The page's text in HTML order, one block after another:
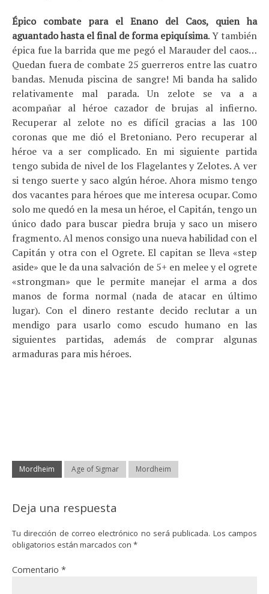
Épico combate para el Enano del Caos, quien ha
aguantado hasta el final de forma epiquísima. Y también
épica fue la barrida que me pegó el Marauder del caos…
Quedan fuera de combate 25 guerreros entre las cuatro
bandas. Menuda piscina de sangre! Mi banda ha salido
relativamente mal parada. Un zelote se va a a
acompañar al héroe cazador de brujas al infierno.
Recuperar al zelote no es difícil gracias a las 100
coronas que me dió el Bretoniano. Pero recuperar al
héroe va a ser complicado. En mi siguiente partida
tengo subida de nivel de los Flagelantes y Zelotes. A ver
si tengo suerte y saco algún héroe. Ahora mismo tengo
dos vacantes para héroes que me interesa ocupar. Como
solo me quedó en la mesa un héroe, el Capitán, tengo un
único dado para buscar piedra bruja y saco un misero
fragmento. Al menos consigo una nueva habilidad con el
Capitán y otra con el Ogrete. El capitan se lleva «step
aside» que le da una salvación de 5+ en melee y el ogrete
«strongman» que le permite manejar el arma a dos
manos de forma normal (nada de atacar en último
lugar). Con el dinero restante decido reclutar a un
mendigo para usarlo como escudo humano en las
siguientes partidas, además de comprar algunas
armaduras para mis héroes.
Mordheim Age of Sigmar Mordheim
Deja una respuesta
Tu dirección de correo electrónico no será publicada. Los campos
obligatorios están marcados con *
Comentario *